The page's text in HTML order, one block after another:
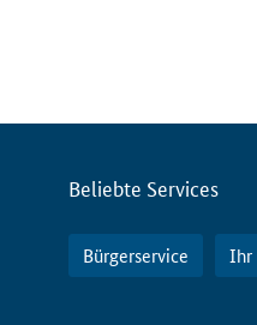
Servicemenü
Beliebte Services
Bürgerservice Ihr